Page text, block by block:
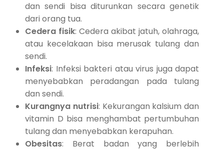
dan sendi bisa diturunkan secara genetik
dari orang tua.
Cedera fisik: Cedera akibat jatuh, olahraga,
atau kecelakaan bisa merusak tulang dan
sendi.
Infeksi: Infeksi bakteri atau virus juga dapat
menyebabkan peradangan pada tulang
dan sendi.
Kurangnya nutrisi: Kekurangan kalsium dan
vitamin D bisa menghambat pertumbuhan
tulang dan menyebabkan kerapuhan.
Obesitas: Berat badan yang berlebih